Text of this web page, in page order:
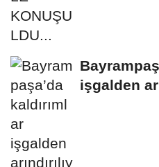
işgalden